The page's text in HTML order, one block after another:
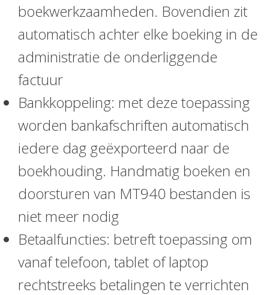
boekwerkzaamheden. Bovendien zit
automatisch achter elke boeking in de
administratie de onderliggende
factuur
Bankkoppeling: met deze toepassing
worden bankafschriften automatisch
iedere dag geëxporteerd naar de
boekhouding. Handmatig boeken en
doorsturen van MT940 bestanden is
niet meer nodig
Betaalfuncties: betreft toepassing om
vanaf telefoon, tablet of laptop
rechtstreeks betalingen te verrichten